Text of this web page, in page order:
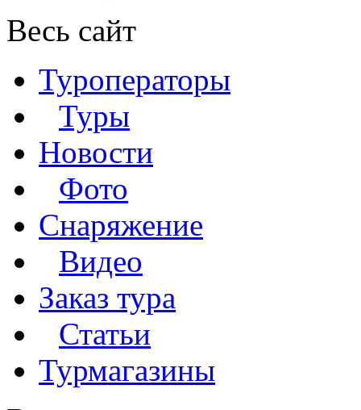
Весь сайт
Туроператоры
Туры
Новости
Фото
Снаряжение
Видео
Заказ тура
Статьи
Турмагазины